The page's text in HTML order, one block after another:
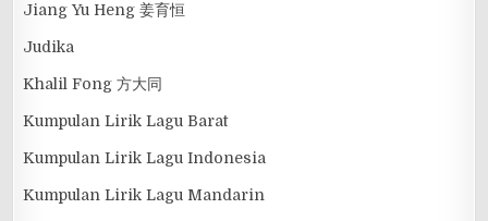
Jiang Yu Heng 姜育恒
Judika
Khalil Fong 方大同
Kumpulan Lirik Lagu Barat
Kumpulan Lirik Lagu Indonesia
Kumpulan Lirik Lagu Mandarin